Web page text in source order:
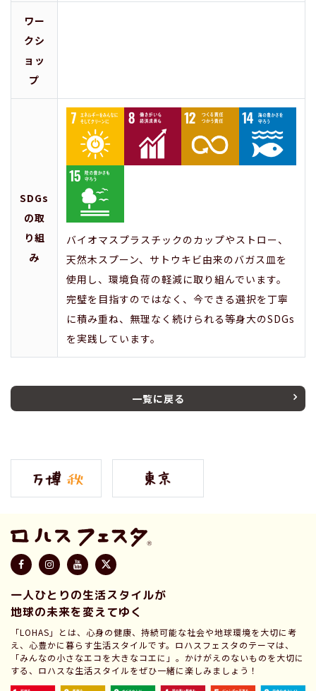
ワー
クシ
ョッ
プ
SDGs
の取
り組
み
バイオマスプラスチックのカップやストロー、
天然木スプーン、サトウキビ由来のバガス皿を
使用し、環境負荷の軽減に取り組んでいます。
完璧を目指すのではなく、今できる選択を丁寧
に積み重ね、無理なく続けられる等身大のSDGs
を実践しています。
一覧に戻る
一人ひとりの生活スタイルが
地球の未来を変えてゆく
「LOHAS」とは、心身の健康、持続可能な社会や地球環境を大切に考
え、心豊かに暮らす生活スタイルです。ロハスフェスタのテーマは、
「みんなの小さなエコを大きなコエに」。かけがえのないものを大切に
する、ロハスな生活スタイルをぜひ一緒に楽しみましょう！